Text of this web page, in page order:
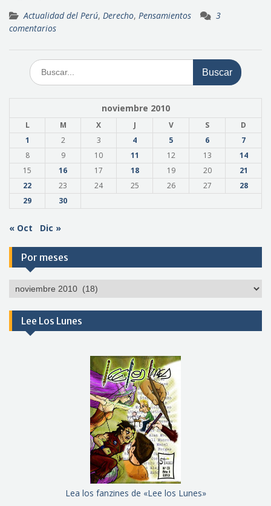
Actualidad del Perú, Derecho, Pensamientos
3
comentarios
Buscar:
noviembre 2010
L M X J V S
D
1
2 3 4 5 6
7
8
9 10 11 12 13
14
15
16 17 18 19 20
21
22
23 24 25 26 27
28
29
30
« Oct Dic »
Por meses
Por
Lee Los Lunes
Lea los fanzines de «Lee los Lunes»